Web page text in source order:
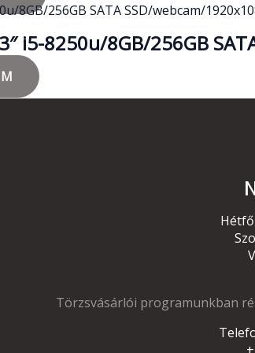
i5-8250u/8GB/256GB
Törzsvásárlói programunkban